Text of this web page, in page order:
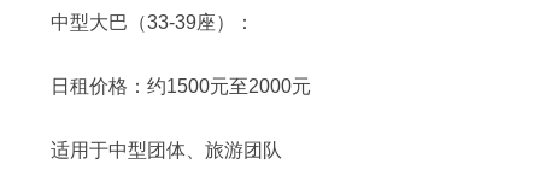
中型大巴（33-39座）：
日租价格：约1500元至2000元
适用于中型团体、旅游团队